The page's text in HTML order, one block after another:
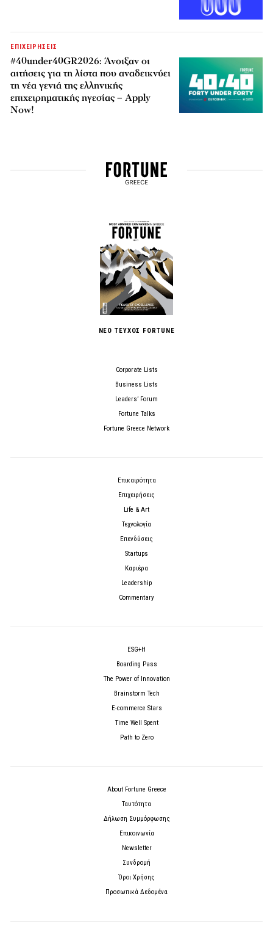
ΕΠΙΧΕΙΡΗΣΕΙΣ
#40under40GR2026: Άνοιξαν οι
αιτήσεις για τη λίστα που αναδεικνύει
τη νέα γενιά της ελληνικής
επιχειρηματικής ηγεσίας – Apply
Now!
ΝΕΟ ΤΕΥΧΟΣ FORTUNE
Corporate Lists
Business Lists
Leaders’ Forum
Fortune Talks
Fortune Greece Network
Επικαιρότητα
Επιχειρήσεις
Life & Art
Τεχνολογία
Επενδύσεις
Startups
Καριέρα
Leadership
Commentary
ESG+H
Boarding Pass
The Power of Innovation
Brainstorm Tech
E-commerce Stars
Time Well Spent
Path to Zero
About Fortune Greece
Ταυτότητα
Δήλωση Συμμόρφωσης
Επικοινωνία
Newsletter
Συνδρομή
Όροι Χρήσης
Προσωπικά Δεδομένα